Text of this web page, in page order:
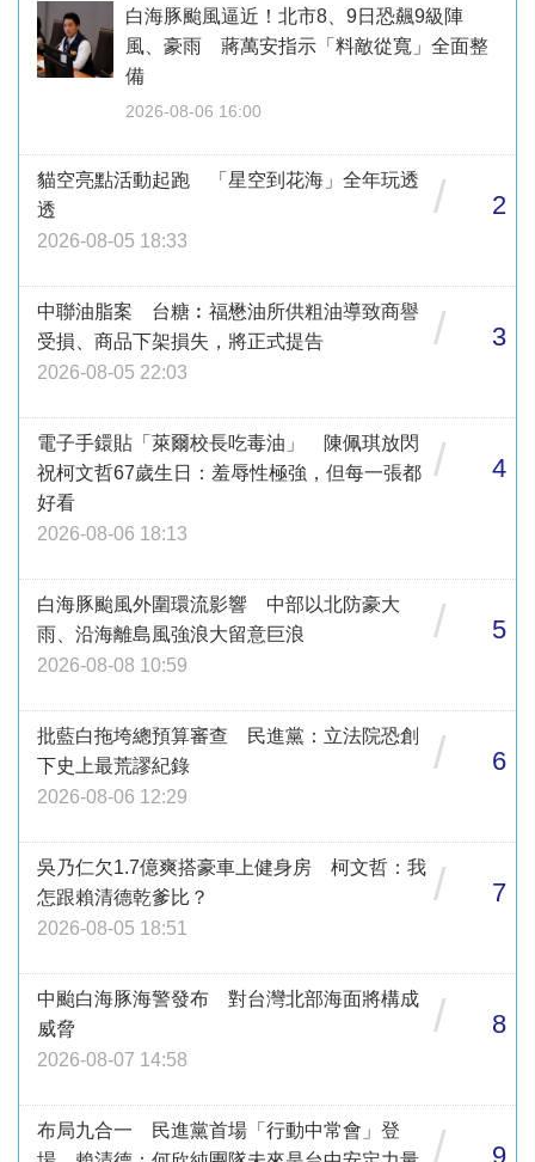
白海豚颱風逼近！北市8、9日恐飆9級陣
風、豪雨 蔣萬安指示「料敵從寬」全面整
備
2026-08-06 16:00
貓空亮點活動起跑 「星空到花海」全年玩透
透
2026-08-05 18:33
/ 2
中聯油脂案 台糖︰福懋油所供粗油導致商譽
受損、商品下架損失，將正式提告
2026-08-05 22:03
/ 3
電子手鐶貼「萊爾校長吃毒油」 陳佩琪放閃
祝柯文哲67歲生日：羞辱性極強，但每一張都
好看
2026-08-06 18:13
/ 4
白海豚颱風外圍環流影響 中部以北防豪大
雨、沿海離島風強浪大留意巨浪
2026-08-08 10:59
/ 5
批藍白拖垮總預算審查 民進黨：立法院恐創
下史上最荒謬紀錄
2026-08-06 12:29
/ 6
吳乃仁欠1.7億爽搭豪車上健身房 柯文哲：我
怎跟賴清德乾爹比？
2026-08-05 18:51
/ 7
中颱白海豚海警發布 對台灣北部海面將構成
威脅
2026-08-07 14:58
/ 8
布局九合一 民進黨首場「行動中常會」登
/ 9